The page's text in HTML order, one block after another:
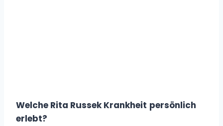
Welche Rita Russek Krankheit persönlich
erlebt?